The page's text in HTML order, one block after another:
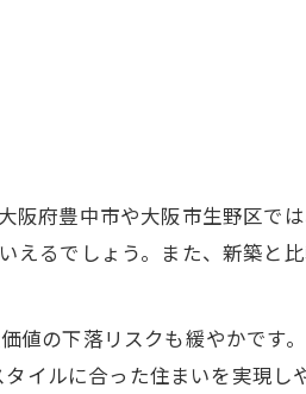
阪府豊中市や大阪市生野区で
えるでしょう。また、新築と
値の下落リスクも緩やかです
イルに合った住まいを実現し